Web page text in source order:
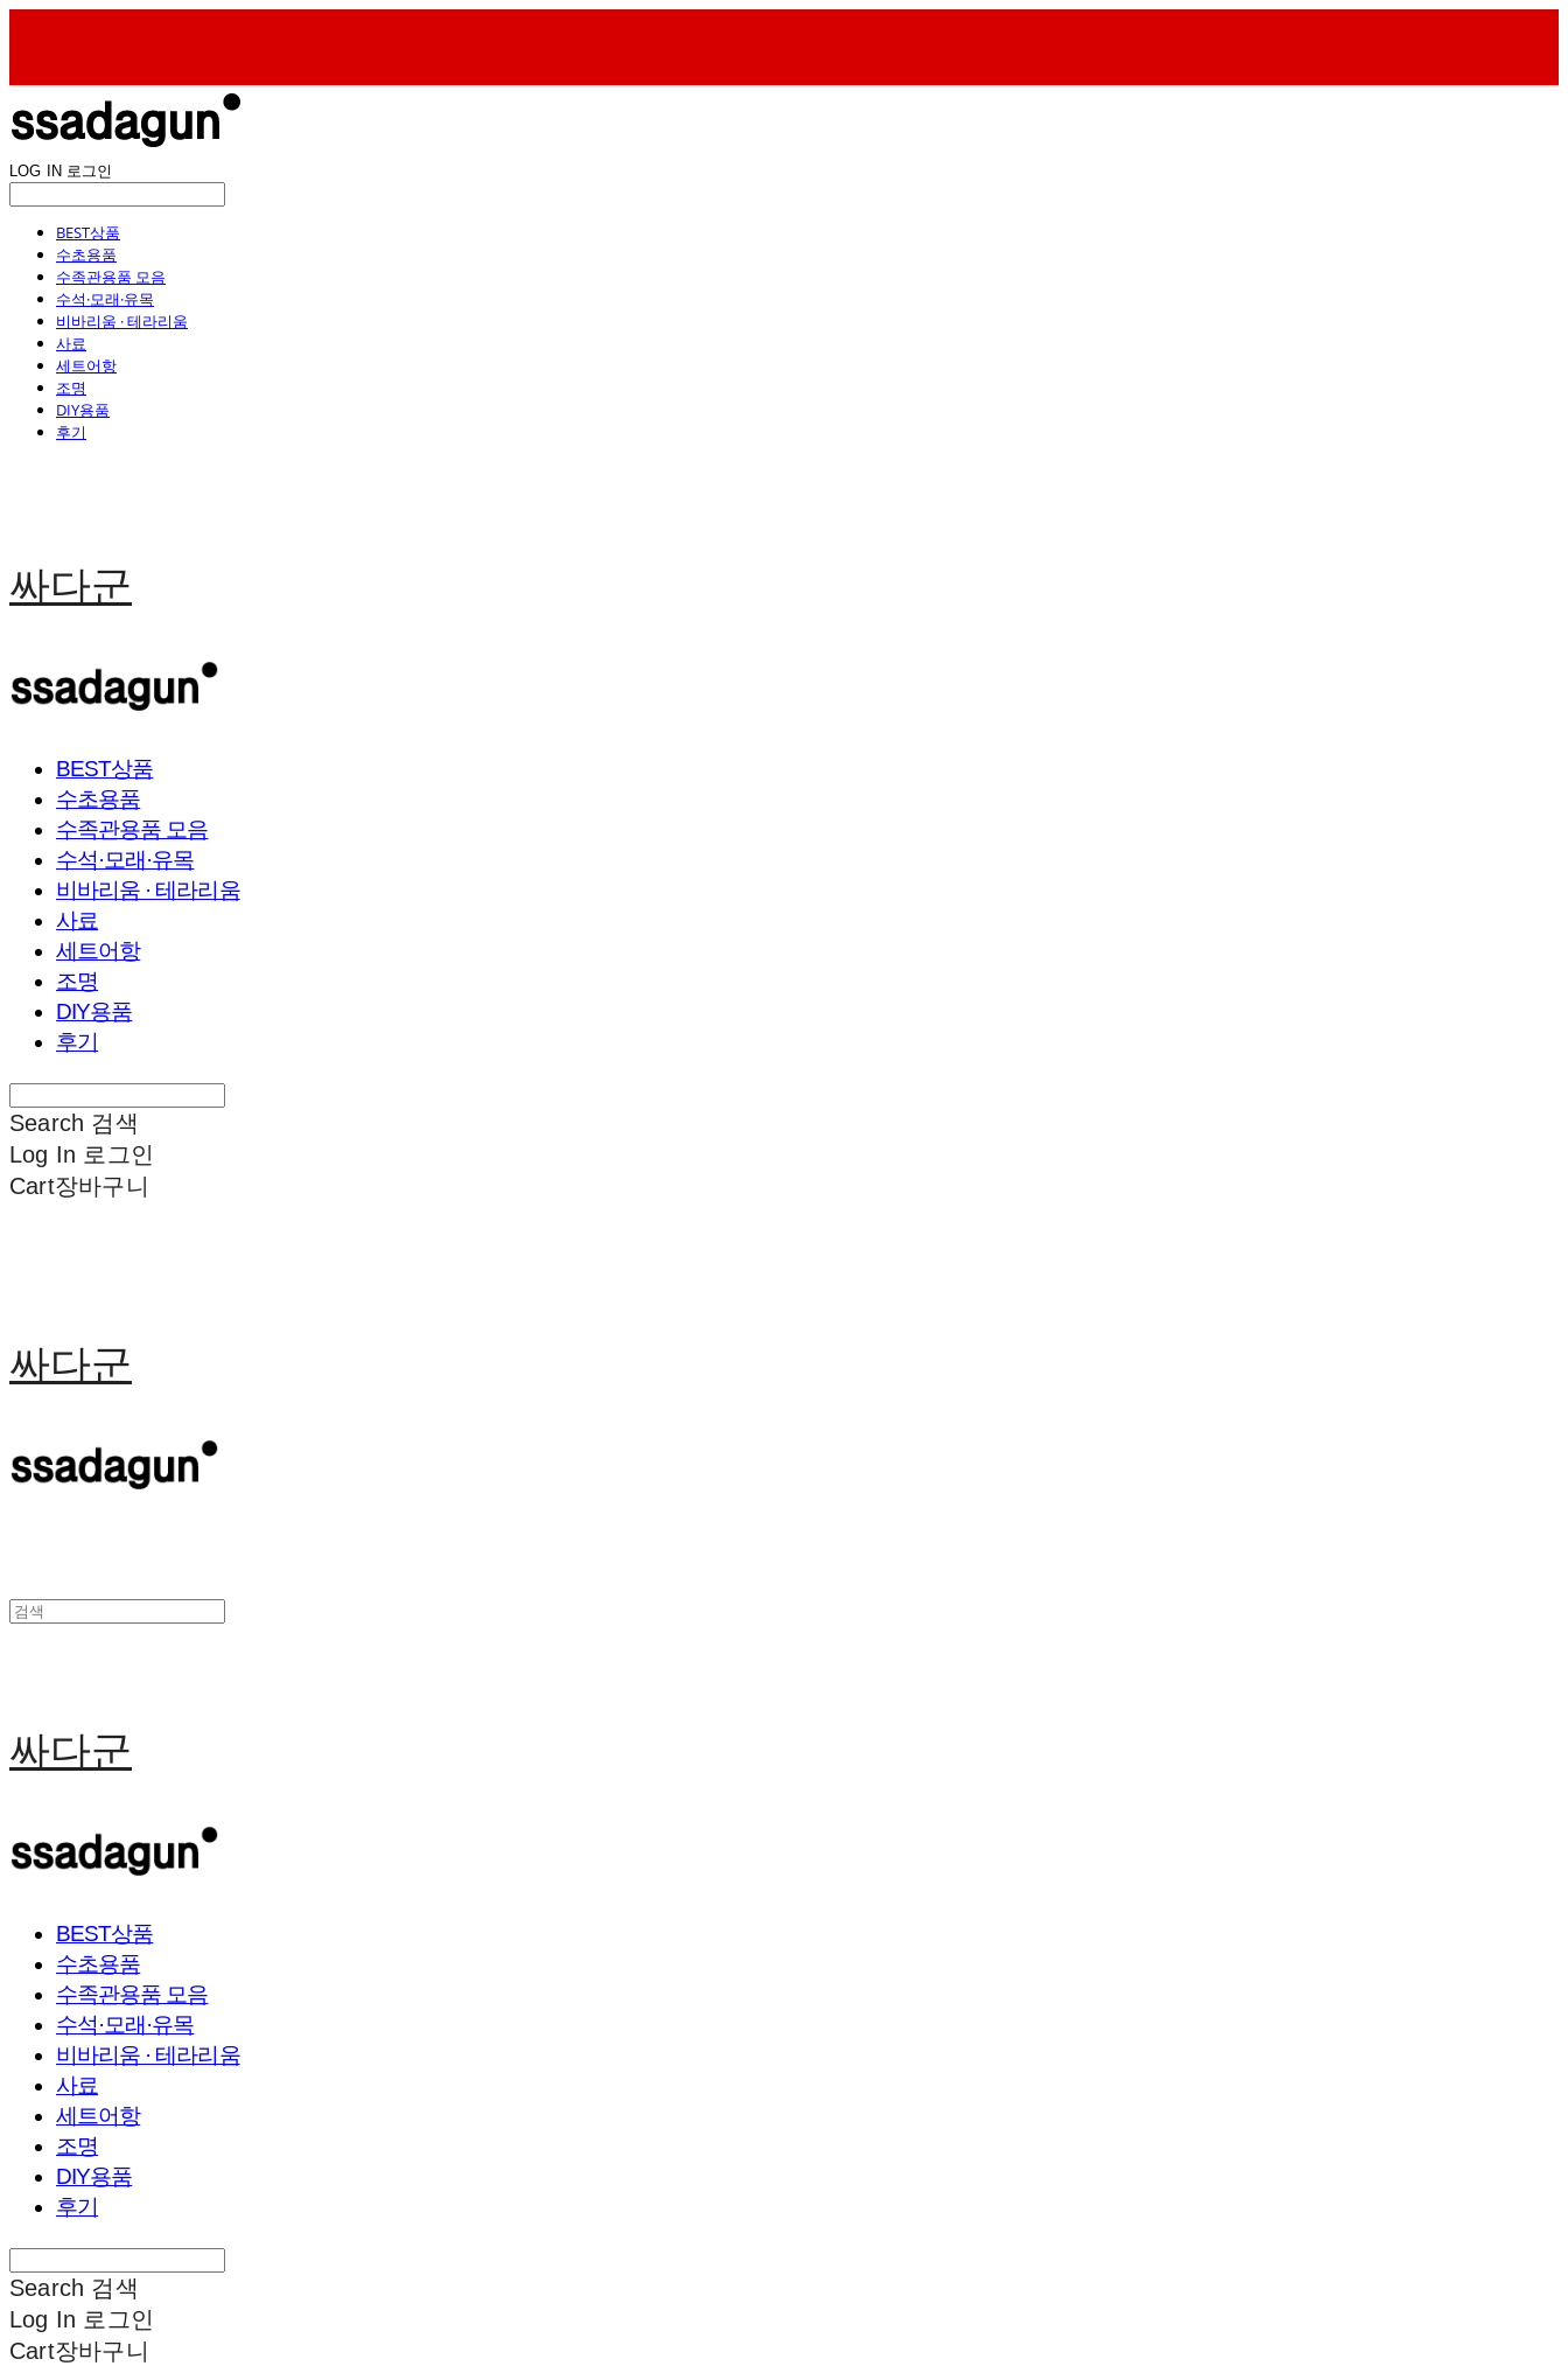
LOG IN 로그인
BEST상품
수초용품
수족관용품 모음
수석·모래·유목
비바리움 · 테라리움
사료
세트어항
조명
DIY용품
후기
싸다군
BEST상품
수초용품
수족관용품 모음
수석·모래·유목
비바리움 · 테라리움
사료
세트어항
조명
DIY용품
후기
Search 검색
Log In 로그인
Cart장바구니
싸다군
싸다군
BEST상품
수초용품
수족관용품 모음
수석·모래·유목
비바리움 · 테라리움
사료
세트어항
조명
DIY용품
후기
Search 검색
Log In 로그인
Cart장바구니